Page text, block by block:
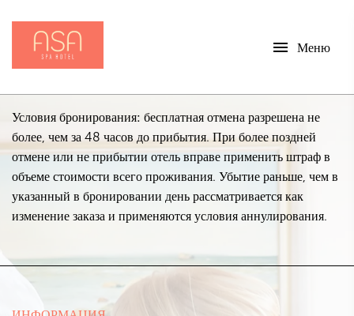
menu Меню
Условия бронирования: бесплатная отмена разрешена не
более, чем за 48 часов до прибытия. При более поздней
отмене или не прибытии отель вправе применить штраф в
объеме стоимости всего проживания. Убытие раньше, чем в
указанный в бронировании день рассматривается как
изменение заказа и применяются условия аннулирования.